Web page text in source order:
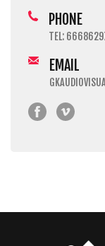
PHONE
TEL:
EMAIL